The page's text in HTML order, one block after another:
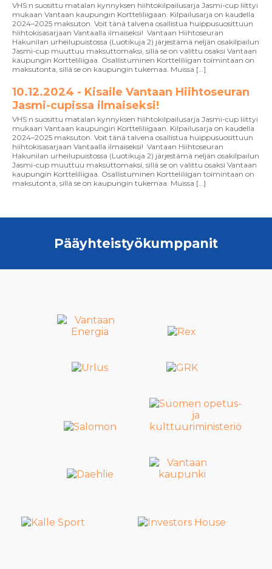
VHS:n suosittu matalan kynnyksen hiihtokilpailusarja Jasmi-cup liittyi
mukaan Vantaan kaupungin Kortteliliigaan. Kilpailusarja on kaudella
2024–2025 maksuton. Voit tänä talvena osallistua huippusuosittuun
hiihtokisasarjaan Vantaalla ilmaiseksi! Vantaan Hiihtoseuran
Hakunilan urheilupuistossa (Luotikuja 2) järjestämä neljän osakilpailun
Jasmi-cup muuttuu maksuttomaksi, sillä se on valittu osaksi Vantaan
kaupungin Kortteliliigaa. Osallistuminen Kortteliliigan toimintaan on
maksutonta, sillä se on kaupungin tukemaa. Muissa […]
10.12.2024 - Kisaile Vantaan Hiihtoseuran
Jasmi-cupissa ilmaiseksi!
VHS:n suosittu matalan kynnyksen hiihtokilpailusarja Jasmi-cup liittyi
mukaan Vantaan kaupungin Kortteliliigaan. Kilpailusarja on kaudella
2024–2025 maksuton. Voit tänä talvena osallistua huippusuosittuun
hiihtokisasarjaan Vantaalla ilmaiseksi! Vantaan Hiihtoseuran
Hakunilan urheilupuistossa (Luotikuja 2) järjestämä neljän osakilpailun
Jasmi-cup muuttuu maksuttomaksi, sillä se on valittu osaksi Vantaan
kaupungin Kortteliliigaa. Osallistuminen Kortteliliigan toimintaan on
maksutonta, sillä se on kaupungin tukemaa. Muissa […]
Pääyhteistyökumppanit